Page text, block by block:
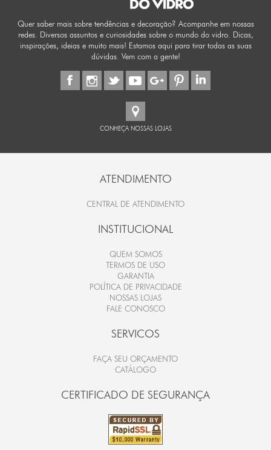
Quer saber mais sobre tendências e decoração? Acompanhe em nossas
redes. Diversos assuntos e curiosidades sobre o mundo do vidro. Dicas,
inspirações, ideias e muito mais! Estamos aqui para tirar todas as suas
dúvidas. Vem com a gente!
CONHEÇA NOSSAS LOJAS
ATENDIMENTO
CENTRAL DE ATENDIMENTO
INSTITUCIONAL
QUEM SOMOS
TERMOS DE USO
GARANTIA
POLÍTICA DE PRIVACIDADE
NOSSAS LOJAS
FALE CONOSCO
SERVICOS
FAÇA SEU ORÇAMENTO
CATÁLOGO
CERTIFICADO DE SEGURANÇA